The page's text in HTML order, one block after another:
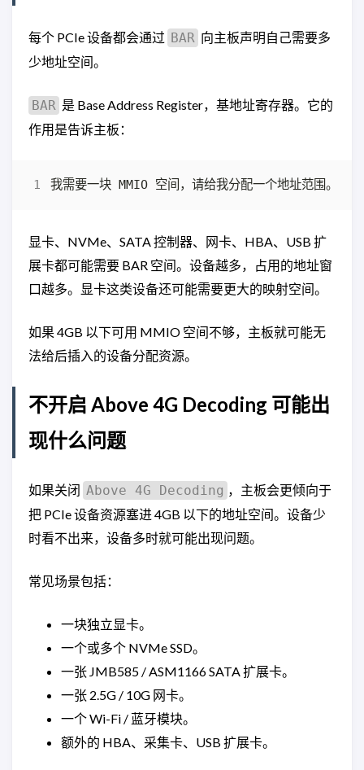
每个 PCIe 设备都会通过 BAR 向主板声明自己需要多
少地址空间。
BAR 是 Base Address Register，基地址寄存器。它的
作用是告诉主板：
显卡、NVMe、SATA 控制器、网卡、HBA、USB 扩
展卡都可能需要 BAR 空间。设备越多，占用的地址窗
口越多。显卡这类设备还可能需要更大的映射空间。
如果 4GB 以下可用 MMIO 空间不够，主板就可能无
法给后插入的设备分配资源。
不开启 Above 4G Decoding 可能出
现什么问题
如果关闭 Above 4G Decoding ，主板会更倾向于
把 PCIe 设备资源塞进 4GB 以下的地址空间。设备少
时看不出来，设备多时就可能出现问题。
常见场景包括：
一块独立显卡。
一个或多个 NVMe SSD。
一张 JMB585 / ASM1166 SATA 扩展卡。
一张 2.5G / 10G 网卡。
一个 Wi-Fi / 蓝牙模块。
额外的 HBA、采集卡、USB 扩展卡。